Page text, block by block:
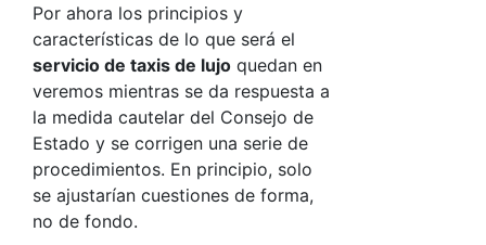
Por ahora los principios y
características de lo que será el
servicio de taxis de lujo quedan en
veremos mientras se da respuesta a
la medida cautelar del Consejo de
Estado y se corrigen una serie de
procedimientos. En principio, solo
se ajustarían cuestiones de forma,
no de fondo.